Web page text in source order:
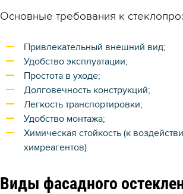
Основные требования к
Привлекательный внешний вид;
Удобство эксплуатации;
Простота в уходе;
Долговечность конструкций;
Легкость транспортировки;
Удобство монтажа;
Химическая стойкость (к
химреагентов).
Виды фасадного